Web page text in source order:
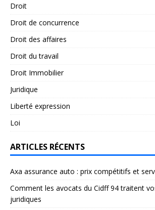
Droit
Droit de concurrence
Droit des affaires
Droit du travail
Droit Immobilier
Juridique
Liberté expression
Loi
ARTICLES RÉCENTS
Axa assurance auto : prix compétitifs et
Comment les avocats du Cidff 94 traitent
juridiques